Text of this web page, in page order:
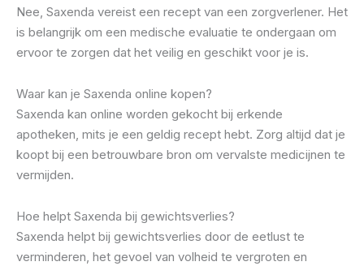
Nee, Saxenda vereist een recept van een zorgverlener. Het
is belangrijk om een medische evaluatie te ondergaan om
ervoor te zorgen dat het veilig en geschikt voor je is.
Waar kan je Saxenda online kopen?
Saxenda kan online worden gekocht bij erkende
apotheken, mits je een geldig recept hebt. Zorg altijd dat je
koopt bij een betrouwbare bron om vervalste medicijnen te
vermijden.
Hoe helpt Saxenda bij gewichtsverlies?
Saxenda helpt bij gewichtsverlies door de eetlust te
verminderen, het gevoel van volheid te vergroten en